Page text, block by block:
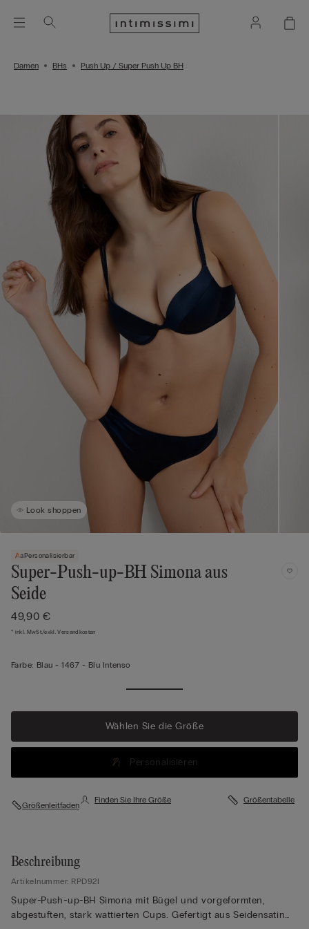
Damen BHs Push Up / Super Push Up BH
Look shoppen
Personalisierbar
Super-Push-up-BH Simona aus
Seide
49,90 €
* inkl. MwSt./exkl. Versandkosten
Farbe: Blau -1467 - Blu Intenso
Wählen Sie die Größe
Personalisieren
Größenleitfaden
Finden Sie Ihre Größe Größentabelle
Beschreibung
Artikelnummer: RPD92I
Super-Push-up-BH Simona mit Bügel und vorgeformten,
abgestuften, stark wattierten Cups. Gefertigt aus Seidensatin